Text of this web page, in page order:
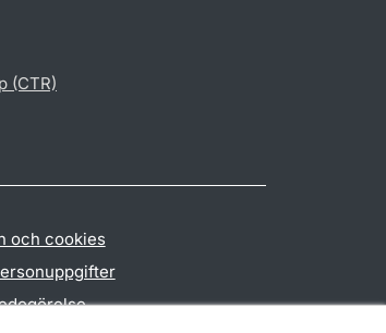
(CTR)
och cookies